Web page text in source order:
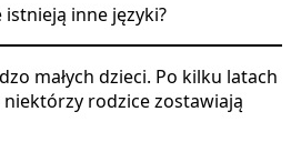
istnieją inne języki?
małych dzieci. Po kilku latach
niektórzy rodzice zostawiają